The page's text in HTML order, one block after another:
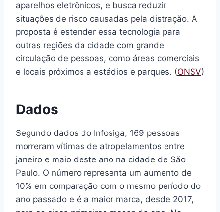
aparelhos eletrônicos, e busca reduzir
situações de risco causadas pela distração. A
proposta é estender essa tecnologia para
outras regiões da cidade com grande
circulação de pessoas, como áreas comerciais
e locais próximos a estádios e parques. (ONSV)
Dados
Segundo dados do Infosiga, 169 pessoas
morreram vítimas de atropelamentos entre
janeiro e maio deste ano na cidade de São
Paulo. O número representa um aumento de
10% em comparação com o mesmo período do
ano passado e é a maior marca, desde 2017,